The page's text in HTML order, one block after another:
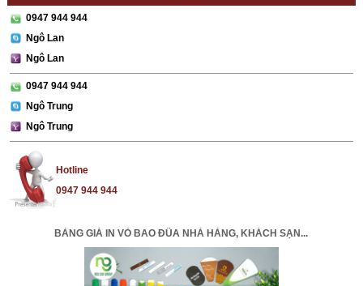
0947 944 944
Ngô Lan
Ngô Lan
0947 944 944
Ngô Trung
Ngô Trung
Hotline
0947 944 944
BẢNG GIÁ IN VỎ BAO ĐŨA NHÀ HÀNG, KHÁCH SẠN...